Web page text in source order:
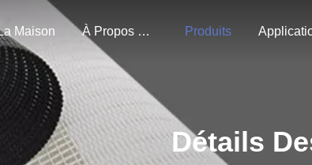
Maison À Propos De Nous Produits
Détails